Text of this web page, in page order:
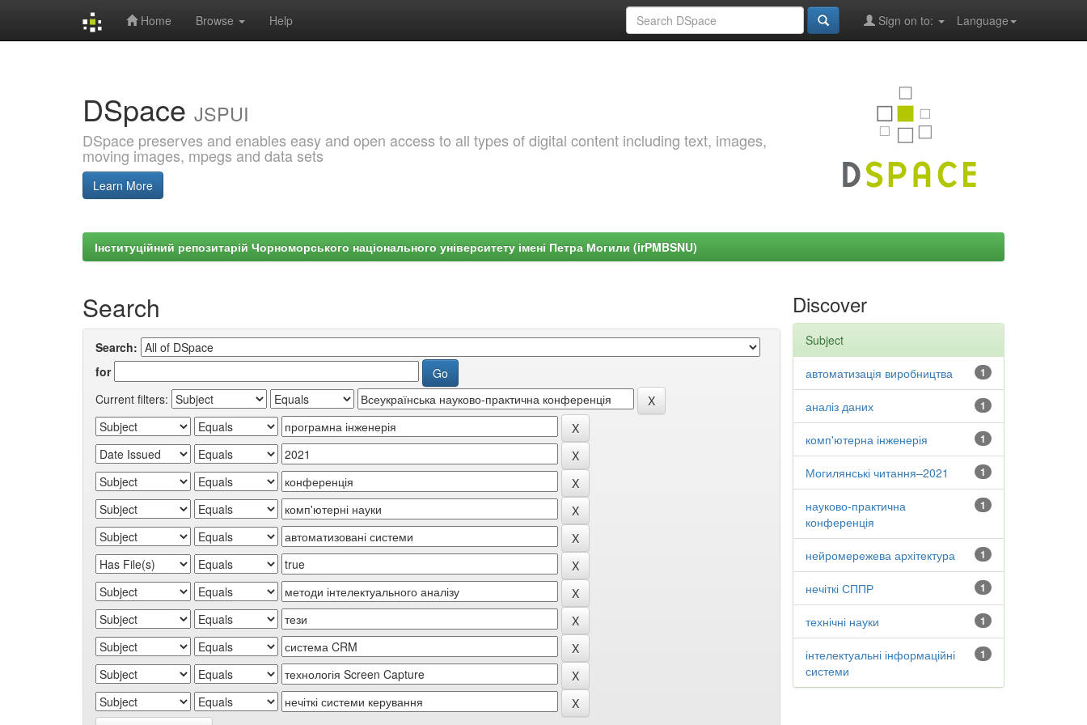
Home Browse Help Language
Sign on to:
DSpace JSPUI
DSpace preserves and enables easy and open access to all types of digital content including text, images,
moving images, mpegs and data sets
Learn More
Інституційний репозитарій Чорноморського національного університету імені Петра Могили (irPMBSNU)
Search
Search:
for
Current filters:
Discover
Subject
1
автоматизація виробництва
1
аналіз даних
1
комп'ютерна інженерія
1
Могилянські читання–2021
1
науково-практична
конференція
1
нейромережева архітектура
1
нечіткі СППР
1
технічні науки
1
інтелектуальні інформаційні
системи